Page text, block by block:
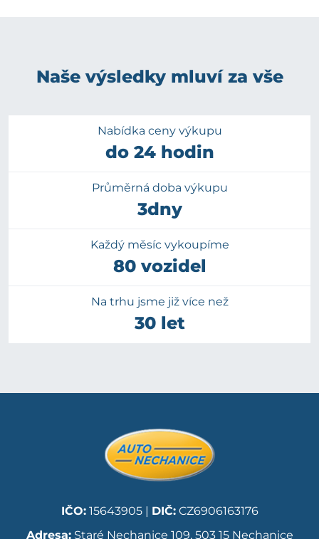
Naše výsledky mluví za vše
Nabídka ceny výkupu
do 24 hodin
Průměrná doba výkupu
3dny
Každý měsíc vykoupíme
80 vozidel
Na trhu jsme již více než
30 let
IČO:15643905 | DIČ:CZ6906163176
Adresa:Staré Nechanice 109, 503 15 Nechanice